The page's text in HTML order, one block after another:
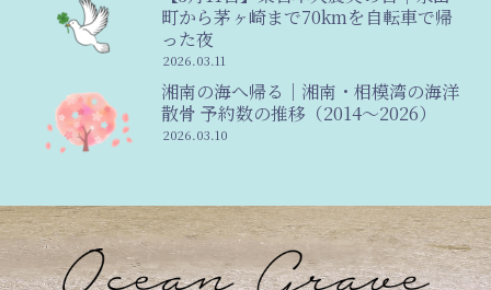
町から茅ヶ崎まで70kmを自転車で帰
った夜
2026.03.11
湘南の海へ帰る｜湘南・相模湾の海洋
散骨 予約数の推移（2014〜2026）
2026.03.10